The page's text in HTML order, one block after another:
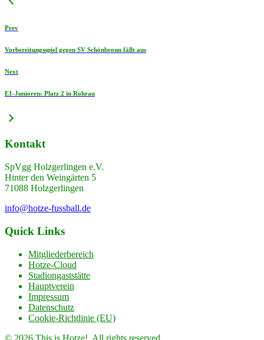
Prev
Vorbereitungsspiel gegen SV Schönbronn fällt aus
Next
E1-Junioren: Platz 2 in Rohrau
Kontakt
SpVgg Holzgerlingen e.V.
Hinter den Weingärten 5
71088 Holzgerlingen
info@hotze-fussball.de
Quick Links
Mitgliederbereich
Hotze-Cloud
Stadiongaststätte
Hauptverein
Impressum
Datenschutz
Cookie-Richtlinie (EU)
© 2026 This is Hotze!. All rights reserved.